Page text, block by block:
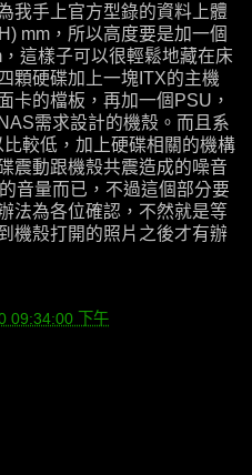
我手上官方型錄的資料上體
mm，所以高度要是加一個
這樣子可以很輕鬆地藏在床
顆硬碟加上一塊ITX的主機
卡的檔板，再加一個PSU，
需求設計的機殼。而且系
較低，加上硬碟相關的機構
震動跟機殼共震造成的噪音
音量而已，不過這個部分要
法為各位確認，不然就是等
機殼打開的照片之後才有辦
09:34:00 下午